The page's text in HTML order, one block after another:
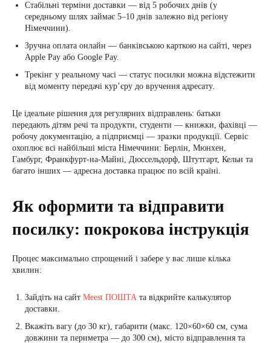
Стабільні терміни доставки — від 5 робочих днів (у
середньому шлях займає 5–10 днів залежно від регіону
Німеччини).
Зручна оплата онлайн — банківською карткою на сайті, через
Apple Pay або Google Pay.
Трекінг у реальному часі — статус посилки можна відстежити
від моменту передачі кур’єру до вручення адресату.
Це ідеальне рішення для регулярних відправлень: батьки
передають дітям речі та продукти, студенти — книжки, фахівці —
робочу документацію, а підприємці — зразки продукції. Сервіс
охоплює всі найбільші міста Німеччини: Берлін, Мюнхен,
Гамбург, Франкфурт-на-Майні, Дюссельдорф, Штутгарт, Кельн та
багато інших — адресна доставка працює по всій країні.
Як оформити та відправити
посилку: покрокова інструкція
Процес максимально спрощений і забере у вас лише кілька
хвилин:
Зайдіть на сайт Meest ПОШТА та відкрийте калькулятор
доставки.
Вкажіть вагу (до 30 кг), габарити (макс. 120×60×60 см, сума
довжини та периметра — до 300 см), місто відправлення та